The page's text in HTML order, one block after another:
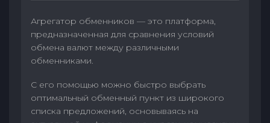
Агрегатор обменников — это платформа,
предназначенная для сравнения условий
обмена валют между различными
обменниками.
С его помощью можно быстро выбрать
оптимальный обменный пункт из широкого
списка предложений, основываясь на